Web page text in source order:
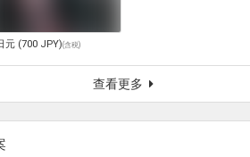
元 (700 JPY)(含税)
查看更多